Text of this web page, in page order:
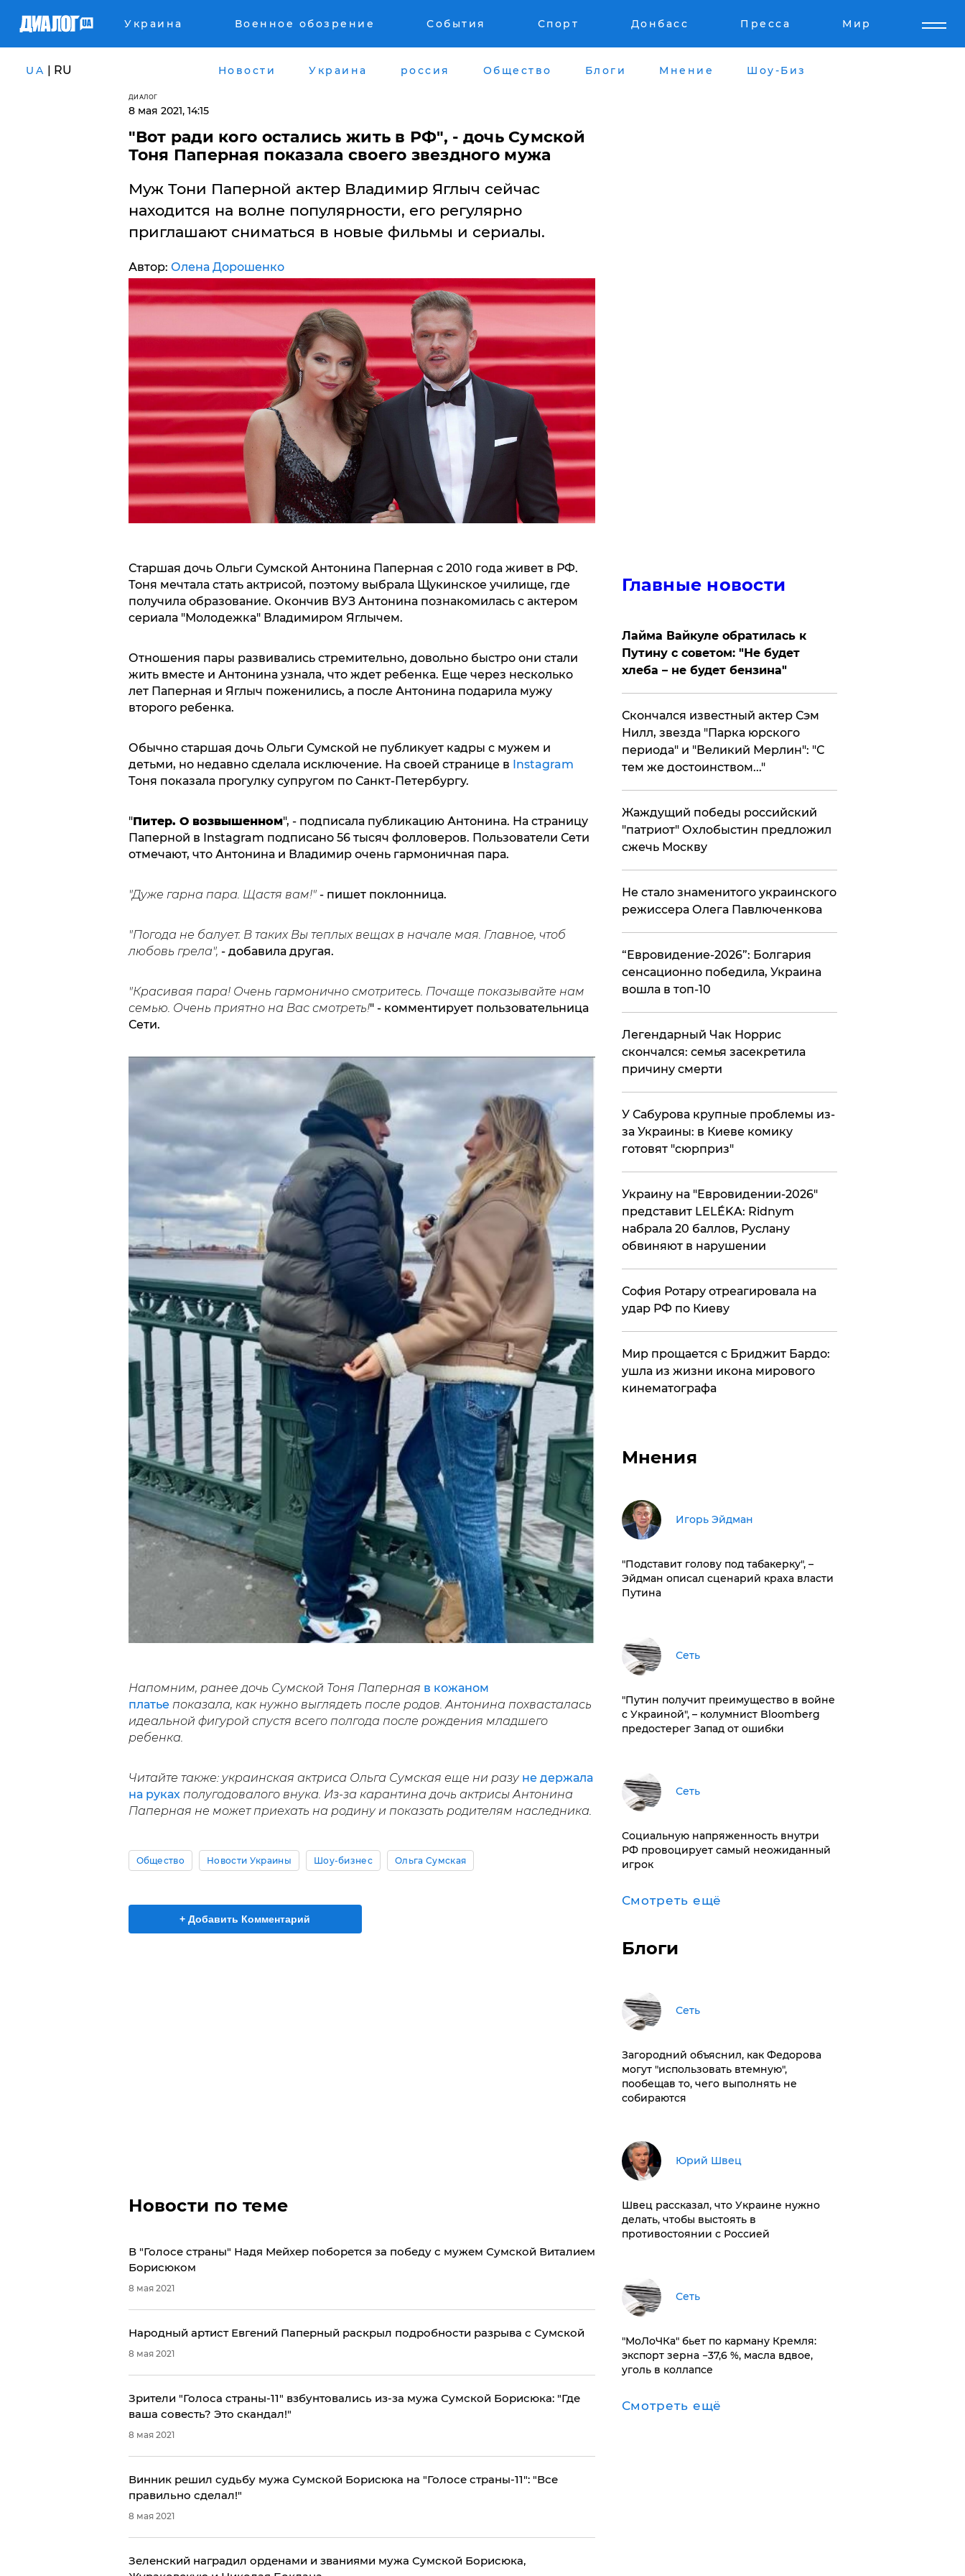
Украина Военное обозрение События Спорт Донбасс Пресса Мир
UA | RU Новости Украина россия Общество Блоги Мнение Шоу-Биз
ДИАЛОГ
8 мая 2021, 14:15
"Вот ради кого остались жить в РФ", - дочь Сумской
Тоня Паперная показала своего звездного мужа
Муж Тони Паперной актер Владимир Яглыч сейчас
находится на волне популярности, его регулярно
приглашают сниматься в новые фильмы и сериалы.
Автор: Олена Дорошенко
Старшая дочь Ольги Сумской Антонина Паперная с 2010 года живет в РФ.
Тоня мечтала стать актрисой, поэтому выбрала Щукинское училище, где
получила образование. Окончив ВУЗ Антонина познакомилась с актером
сериала "Молодежка" Владимиром Яглычем.
Отношения пары развивались стремительно, довольно быстро они стали
жить вместе и Антонина узнала, что ждет ребенка. Еще через несколько
лет Паперная и Яглыч поженились, а после Антонина подарила мужу
второго ребенка.
Обычно старшая дочь Ольги Сумской не публикует кадры с мужем и
детьми, но недавно сделала исключение. На своей странице в Instagram
Тоня показала прогулку супругом по Санкт-Петербургу.
"Питер. О возвышенном", - подписала публикацию Антонина. На страницу
Паперной в Instagram подписано 56 тысяч фолловеров. Пользователи Сети
отмечают, что Антонина и Владимир очень гармоничная пара.
"Дуже гарна пара. Щастя вам!"- пишет поклонница.
"Погода не балует. В таких Вы теплых вещах в начале мая. Главное, чтоб
любовь грела", - добавила другая.
"Красивая пара! Очень гармонично смотритесь. Почаще показывайте нам
семью. Очень приятно на Вас смотреть!" - комментирует пользовательница
Сети.
Напомним, ранее дочь Сумской Тоня Паперная в кожаном
платьепоказала, как нужно выглядеть после родов. Антонина похвасталась
идеальной фигурой спустя всего полгода после рождения младшего
ребенка.
Читайте также: украинская актриса Ольга Сумская еще ни разу не держала
на рукахполугодовалого внука. Из-за карантина дочь актрисы Антонина
Паперная не может приехать на родину и показать родителям наследника.
Общество Новости Украины Шоу-бизнес Ольга Сумская
+ Добавить Комментарий
Новости по теме
В "Голосе страны" Надя Мейхер поборется за победу с мужем Сумской Виталием
Борисюком
8 мая 2021
Народный артист Евгений Паперный раскрыл подробности разрыва с Сумской
8 мая 2021
Зрители "Голоса страны-11" взбунтовались из-за мужа Сумской Борисюка: "Где
ваша совесть? Это скандал!"
8 мая 2021
Винник решил судьбу мужа Сумской Борисюка на "Голосе страны-11": "Все
правильно сделал!"
8 мая 2021
Зеленский наградил орденами и званиями мужа Сумской Борисюка,
Главные новости
Лайма Вайкуле обратилась к
Путину с советом: "Не будет
хлеба – не будет бензина"
Скончался известный актер Сэм
Нилл, звезда "Парка юрского
периода" и "Великий Мерлин": "С
тем же достоинством..."
Жаждущий победы российский
"патриот" Охлобыстин предложил
сжечь Москву
Не стало знаменитого украинского
режиссера Олега Павлюченкова
​“Евровидение-2026”: Болгария
сенсационно победила, Украина
вошла в топ-10
​Легендарный Чак Норрис
скончался: семья засекретила
причину смерти
У Сабурова крупные проблемы из-
за Украины: в Киеве комику
готовят "сюрприз"
Украину на "Евровидении-2026"
представит LELÉKA: Ridnym
набрала 20 баллов, Руслану
обвиняют в нарушении
София Ротару отреагировала на
удар РФ по Киеву
Мир прощается с Бриджит Бардо:
ушла из жизни икона мирового
кинематографа
Мнения
Игорь Эйдман
​"Подставит голову под табакерку", –
Эйдман описал сценарий краха власти
Путина
Сеть
"Путин получит преимущество в войне
с Украиной", – колумнист Bloomberg
предостерег Запад от ошибки
Сеть
Социальную напряженность внутри
РФ провоцирует самый неожиданный
игрок
Смотреть ещё
Блоги
Сеть
Загородний объяснил, как Федорова
могут "использовать втемную",
пообещав то, чего выполнять не
собираются
Юрий Швец
Швец рассказал, что Украине нужно
делать, чтобы выстоять в
противостоянии с Россией
Сеть
​"МоЛоЧКа" бьет по карману Кремля:
экспорт зерна −37,6 %, масла вдвое,
уголь в коллапсе
Смотреть ещё